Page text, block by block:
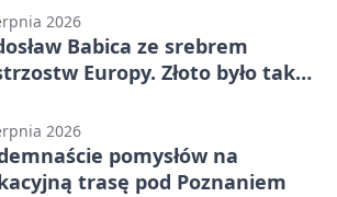
2026
Babica ze srebrem
Europy. Złoto było tak
2026
pomysłów na
trasę pod Poznaniem